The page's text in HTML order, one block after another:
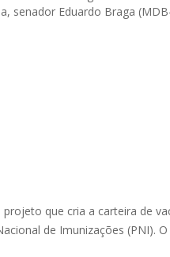
que cria a carteira de
de Imunizações (PNI). O